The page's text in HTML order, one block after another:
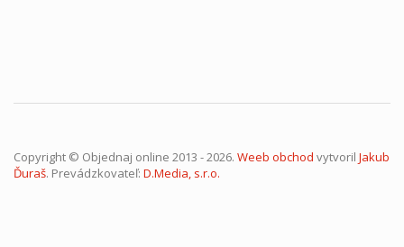
Copyright © Objednaj online 2013 - 2026. Weeb obchod vytvoril Jakub
Ďuraš. Prevádzkovateľ: D.Media, s.r.o.